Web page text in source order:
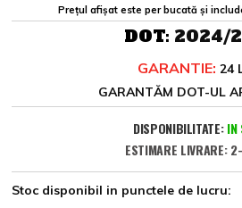
Prețul afișat este per bucată și
DOT: 2024/
GARANTIE: 24
GARANTĂM DOT-UL
DISPONIBILITATE: IN
ESTIMARE LIVRARE:
Stoc disponibil in punctele de lucru: